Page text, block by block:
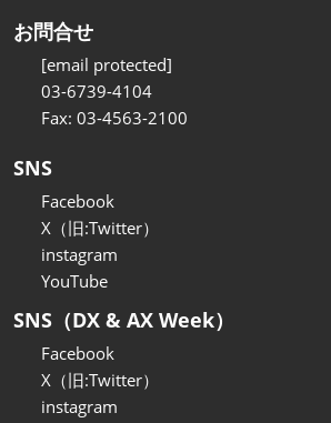
お問合せ
[email protected]
03-6739-4104
Fax: 03-4563-2100
SNS
Facebook
X（旧:Twitter）
instagram
YouTube
SNS（DX & AX Week）
Facebook
X（旧:Twitter）
instagram